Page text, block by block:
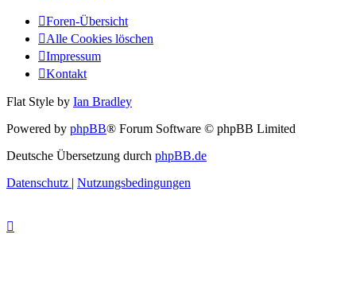
Foren-Übersicht
Alle Cookies löschen
Impressum
Kontakt
Flat Style by Ian Bradley
Powered by phpBB® Forum Software © phpBB Limited
Deutsche Übersetzung durch phpBB.de
Datenschutz | Nutzungsbedingungen